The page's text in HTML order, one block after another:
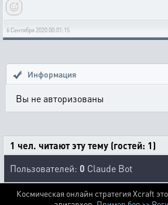
6 Сентября 2020 00:01:15
Информация
Вы не авторизованы
1 чел. читают эту тему (гостей: 1)
Пользователей: 0 Claude Bot
Космическая онлайн стратегия Xcraft